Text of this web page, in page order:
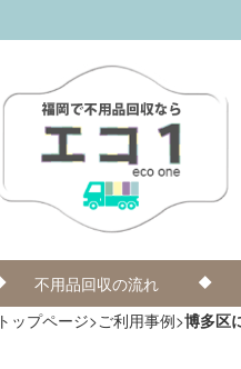
不用品回収の流れ
トップページ>ご利用事例>博多区